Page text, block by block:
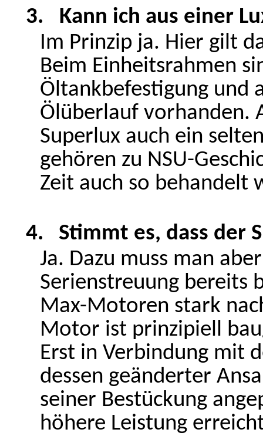
3.
Kann ich aus einer
Im Prinzip ja. Hier gilt
Beim Einheitsrahmen
Öltankbefestigung und
Ölüberlauf vorhanden.
Superlux auch ein
gehören zu NSU-
Zeit auch so behandelt
4.
Stimmt es, dass der
Ja. Dazu muss man
Serienstreuung bereits
Max-Motoren stark
Motor ist prinzipiell
Erst in Verbindung mit
dessen geänderter
seiner Bestückung
höhere Leistung